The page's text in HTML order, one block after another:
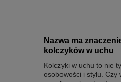
Nazwa ma
kolczyków w uchu
Kolczyki w uchu to nie
osobowości i stylu. Czy